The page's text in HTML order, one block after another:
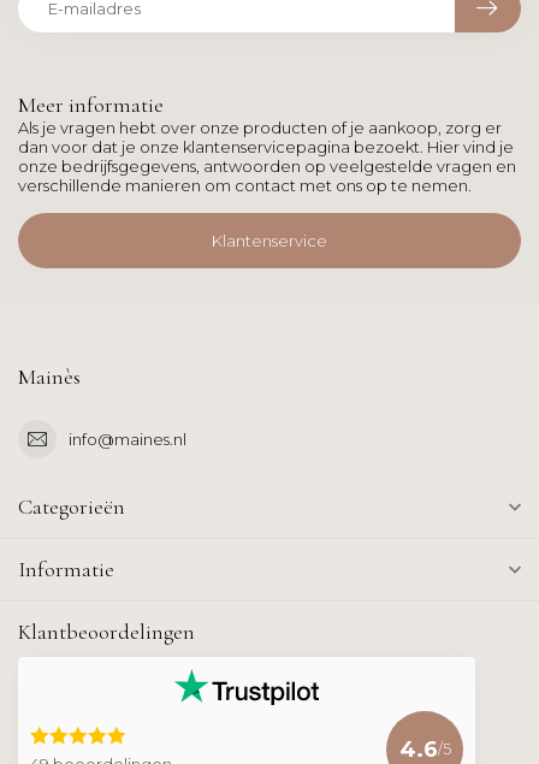
Meer informatie
Als je vragen hebt over onze producten of je aankoop, zorg er
dan voor dat je onze klantenservicepagina bezoekt. Hier vind je
onze bedrijfsgegevens, antwoorden op veelgestelde vragen en
verschillende manieren om contact met ons op te nemen.
Klantenservice
Mainès
info@maines.nl
Categorieën
Informatie
Klantbeoordelingen
4.6/5